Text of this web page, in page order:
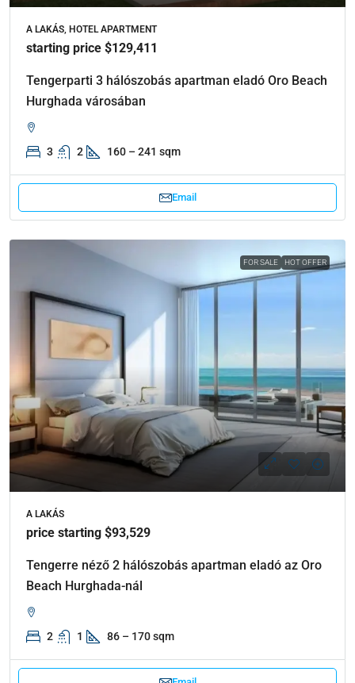
A LAKÁS, HOTEL APARTMENT
starting price $129,411
Tengerparti 3 hálószobás apartman eladó Oro Beach
Hurghada városában
3 2 160 – 241 sqm
Email
FOR SALE HOT OFFER
A LAKÁS
price starting $93,529
Tengerre néző 2 hálószobás apartman eladó az Oro
Beach Hurghada-nál
2 1 86 – 170 sqm